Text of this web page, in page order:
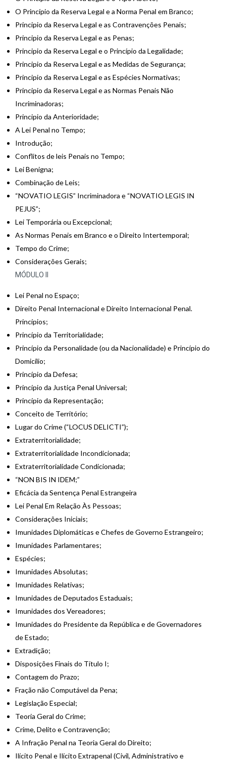
O Princípio da Reserva Legal e a Norma Penal em Branco;
Principio da Reserva Legal e as Contravenções Penais;
Principio da Reserva Legal e as Penas;
Principio da Reserva Legal e o Princípio da Legalidade;
Principio da Reserva Legal e as Medidas de Segurança;
Principio da Reserva Legal e as Espécies Normativas;
Principio da Reserva Legal e as Normas Penais Não
Incriminadoras;
Principio da Anterioridade;
A Lei Penal no Tempo;
Introdução;
Conflitos de leis Penais no Tempo;
Lei Benigna;
Combinação de Leis;
“NOVATIO LEGIS” Incriminadora e “NOVATIO LEGIS IN
PEJUS”;
Lei Temporária ou Excepcional;
As Normas Penais em Branco e o Direito Intertemporal;
Tempo do Crime;
Considerações Gerais;
MÓDULO II
Lei Penal no Espaço;
Direito Penal Internacional e Direito Internacional Penal.
Princípios;
Princípio da Territorialidade;
Princípio da Personalidade (ou da Nacionalidade) e Princípio do
Domicílio;
Princípio da Defesa;
Princípio da Justiça Penal Universal;
Princípio da Representação;
Conceito de Território;
Lugar do Crime (“LOCUS DELICTI”);
Extraterritorialidade;
Extraterritorialidade Incondicionada;
Extraterritorialidade Condicionada;
“NON BIS IN IDEM;”
Eficácia da Sentença Penal Estrangeira
Lei Penal Em Relação Às Pessoas;
Considerações Iniciais;
Imunidades Diplomáticas e Chefes de Governo Estrangeiro;
Imunidades Parlamentares;
Espécies;
Imunidades Absolutas;
Imunidades Relativas;
Imunidades de Deputados Estaduais;
Imunidades dos Vereadores;
Imunidades do Presidente da República e de Governadores
de Estado;
Extradição;
Disposições Finais do Título I;
Contagem do Prazo;
Fração não Computável da Pena;
Legislação Especial;
Teoria Geral do Crime;
Crime, Delito e Contravenção;
A Infração Penal na Teoria Geral do Direito;
Ilícito Penal e Ilícito Extrapenal (Civil, Administrativo e